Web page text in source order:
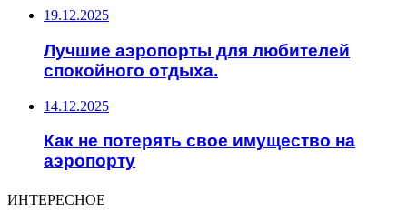
19.12.2025
Лучшие аэропорты для любителей
спокойного отдыха.
14.12.2025
Как не потерять свое имущество на
аэропорту
ИНТЕРЕСНОЕ